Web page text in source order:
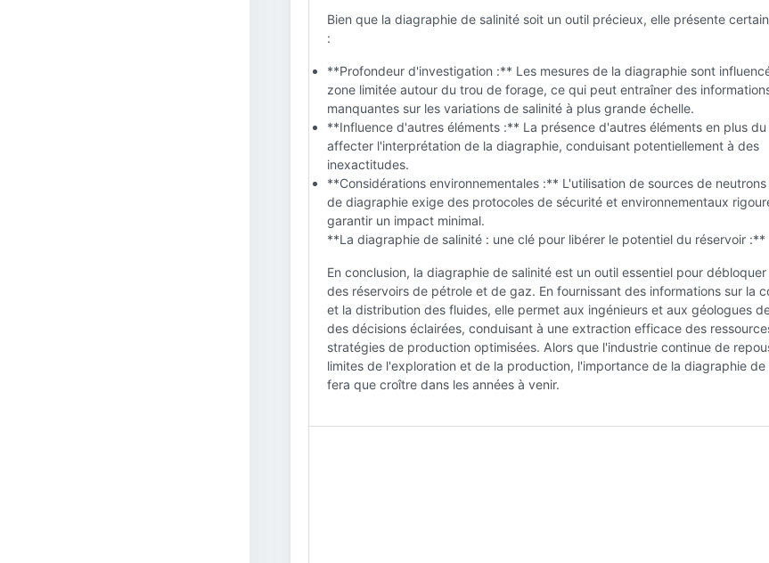
Bien que la diagraphie de salinité soit un outil précieux, elle présente
:
**Profondeur d'investigation :** Les mesures de la diagraphie sont
zone limitée autour du trou de forage, ce qui peut entraîner des
manquantes sur les variations de salinité à plus grande échelle.
**Influence d'autres éléments :** La présence d'autres éléments en plus
affecter l'interprétation de la diagraphie, conduisant potentiellement à des
inexactitudes.
**Considérations environnementales :** L'utilisation de sources de
de diagraphie exige des protocoles de sécurité et environnementaux
garantir un impact minimal.
**La diagraphie de salinité : une clé pour libérer le potentiel du réservoir :**
En conclusion, la diagraphie de salinité est un outil essentiel pour
des réservoirs de pétrole et de gaz. En fournissant des informations sur la
et la distribution des fluides, elle permet aux ingénieurs et aux géologues
des décisions éclairées, conduisant à une extraction efficace des
stratégies de production optimisées. Alors que l'industrie continue de
limites de l'exploration et de la production, l'importance de la diagraphie de
fera que croître dans les années à venir.